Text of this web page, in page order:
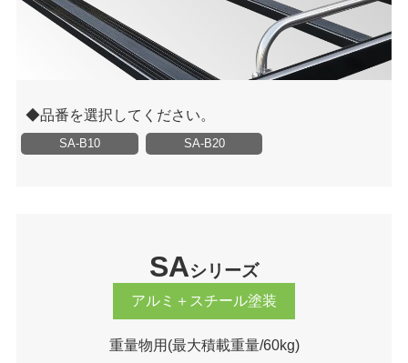
品番を選択してください。
SA-B10 SA-B20
SAシリーズ
アルミ＋スチール塗装
重量物用 (最大積載重量/60kg)